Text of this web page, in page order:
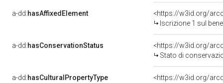
a-dd:hasAffixedElement
<https://w3id.org/
Iscrizione 1 sul
a-dd:hasConservationStatus
<https://w3id.org/
Stato di
a-dd:hasCulturalPropertyType
<https://w3id.org/